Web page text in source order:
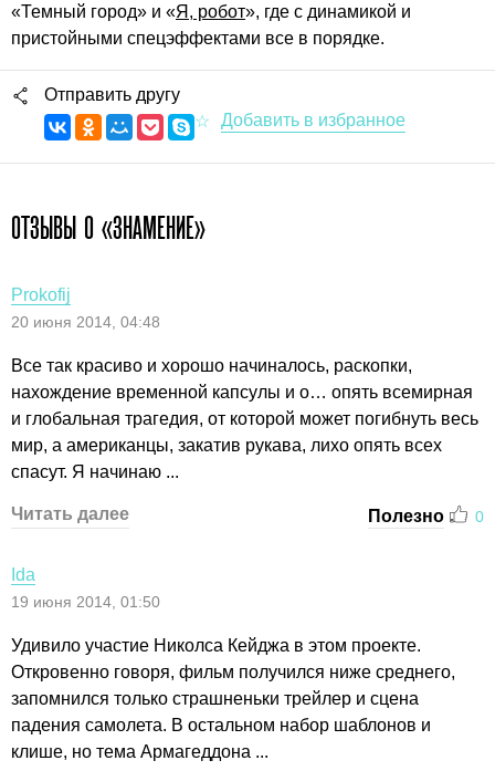
«Темный город» и «Я, робот», где с динамикой и
пристойными спецэффектами все в порядке.
Отправить другу
ОТЗЫВЫ О «ЗНАМЕНИЕ»
Prokofij
20 июня 2014, 04:48
Все так красиво и хорошо начиналось, раскопки,
нахождение временной капсулы и о… опять всемирная
и глобальная трагедия, от которой может погибнуть весь
мир, а американцы, закатив рукава, лихо опять всех
спасут. Я начинаю ...
Читать далее Полезно 0
Ida
19 июня 2014, 01:50
Удивило участие Николса Кейджа в этом проекте.
Откровенно говоря, фильм получился ниже среднего,
запомнился только страшненьки трейлер и сцена
падения самолета. В остальном набор шаблонов и
клише, но тема Армагеддона ...